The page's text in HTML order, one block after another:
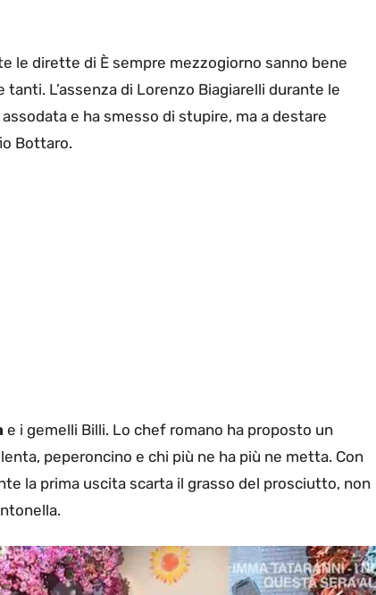
le dirette di È sempre mezzogiorno sanno bene
L’assenza di Lorenzo Biagiarelli durante le
e ha smesso di stupire, ma a destare
Bottaro.
e i gemelli Billi. Lo chef romano ha proposto un
peperoncino e chi più ne ha più ne metta. Con
la prima uscita scarta il grasso del prosciutto, non